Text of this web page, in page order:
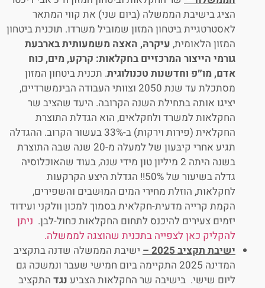
הציג בישיבת הממשלה (ביום שני) את קווי המתאר
לאסטרטגיית ביטחון המזון שמוביל משרדו. תוכנית ביטחון
המזון הלאומית, עיקרהּ, האצה משמעותית בארבעת
גורמי הייצור המרכזיים בחקלאות: קרקע, מים, כוח
אדם, מו״פ וחדשנות טכנולוגית. תכנית ביטחון המזון
מסתכלת עד שנת 2050 וצוותי העבודה הבינמשרדיים,
יציגו אותה בתחילת השנה הקרובה. היעד שהציב שר
החקלאות למשרד ולחקלאים, הוא הגדלת התוצרת
החקלאית (פירות וירקות) ב-33% בעשור הקרוב. ההגדלה
תגיע אחרי קיבּעון של למעלה מ-20 שנה שבה התוצרת
בשנה היתה 2 מיליון טון מידי שנה, בעוד שהאוכלוסיה
גדלה בשיעור של 50%!! הגדלת היצע הקרקעות
לחקלאות, הוזלת מחירי המים המוּשבים והשפירים,
הקמת קרייה מדעית-חקלאית בסמוך למכון וולקני ועידוד
יזמים צעירים להיכנס לתחום החקלאות כחול-לבן. ניתן
להקליק כאן לצפייה בתכנית שהוצגה לממשלה.
ישיבת תקציב 2025 –
ישיבת הממשלה שדנה בתקציב
המדינה 2025 התקיימה ביום חמישי שעבר ונמשכה גם
ליום שישי. בישיבה שר החקלאות הצביע נגד התקציב